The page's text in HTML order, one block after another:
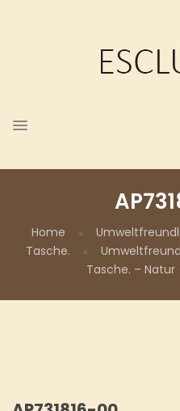
Home
Tasche.
Tasche. – Natur